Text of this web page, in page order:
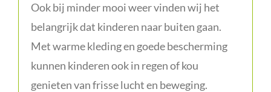
Ook bij minder mooi weer vinden wij het
belangrijk dat kinderen naar buiten gaan.
Met warme kleding en goede bescherming
kunnen kinderen ook in regen of kou
genieten van frisse lucht en beweging.